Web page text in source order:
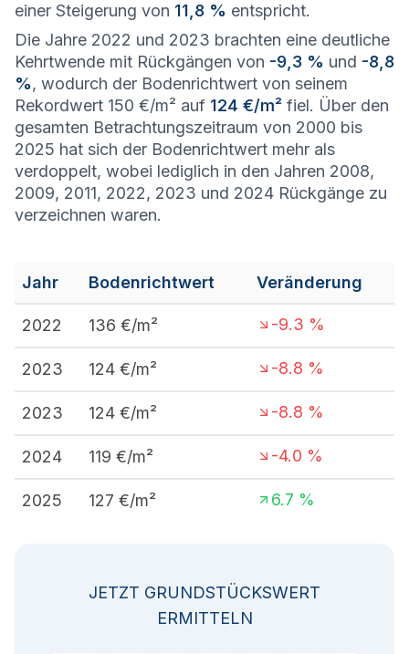
einer Steigerung von 11,8 % entspricht.
Die Jahre 2022 und 2023 brachten eine deutliche
Kehrtwende mit Rückgängen von -9,3 % und -8,8
%, wodurch der Bodenrichtwert von seinem
Rekordwert 150 €/m² auf 124 €/m² fiel. Über den
gesamten Betrachtungszeitraum von 2000 bis
2025 hat sich der Bodenrichtwert mehr als
verdoppelt, wobei lediglich in den Jahren 2008,
2009, 2011, 2022, 2023 und 2024 Rückgänge zu
verzeichnen waren.
Jahr Bodenrichtwert Veränderung
2022 136 €/m² -9.3 %
2023 124 €/m² -8.8 %
2023 124 €/m² -8.8 %
2024 119 €/m² -4.0 %
2025 127 €/m² 6.7 %
JETZT GRUNDSTÜCKSWERT
ERMITTELN